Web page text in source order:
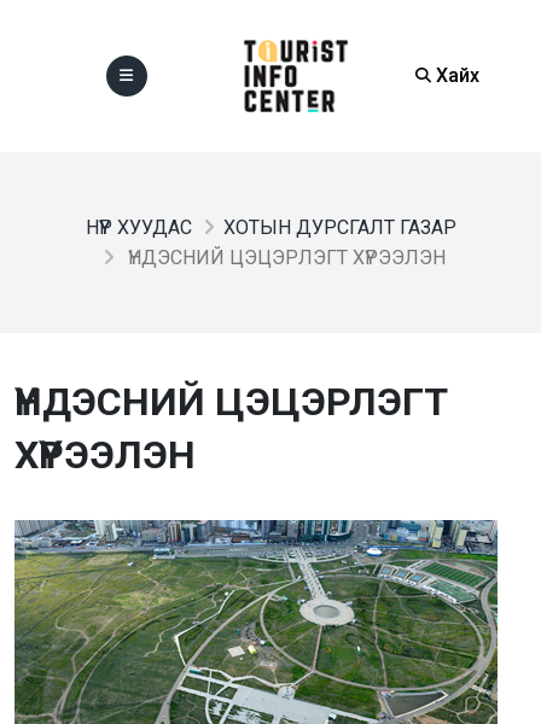
Хайх
НҮҮР ХУУДАС
ХОТЫН ДУРСГАЛТ ГАЗАР
ҮНДЭСНИЙ ЦЭЦЭРЛЭГТ ХҮРЭЭЛЭН
ҮНДЭСНИЙ ЦЭЦЭРЛЭГТ
ХҮРЭЭЛЭН